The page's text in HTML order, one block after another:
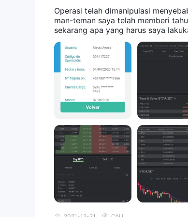
Operasi telah dimanipulasi
man-teman saya telah memberi
sekarang apa yang harus saya